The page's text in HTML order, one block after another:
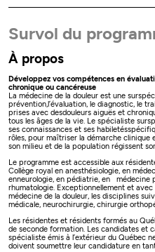
Survol du
À propos
Développez vos compétences en
chronique ou cancéreuse
La médecine de la douleur est une
prévention,l’évaluation, le diagnostic, le
prises avec desdouleurs aiguës et
tous les âges de la vie. Le spécialiste
ses connaissances et ses
rôles, pour maîtriser la démarche
son milieu et de la population régissent
Le programme est accessible aux
Collège royal en anesthésiologie, en
enneurologie, en pédiatrie, en médecine
rhumatologie. Exceptionnellement et
médecine de la douleur, les disciplines
médicale, neurochirurgie, chirurgie
Les résidentes et résidents formés au
de seconde formation. Les candidates et
spécialiste émis à l’extérieur du Québec
doivent soumettre leur candidature en